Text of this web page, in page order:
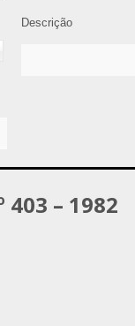
Descrição
– 1982